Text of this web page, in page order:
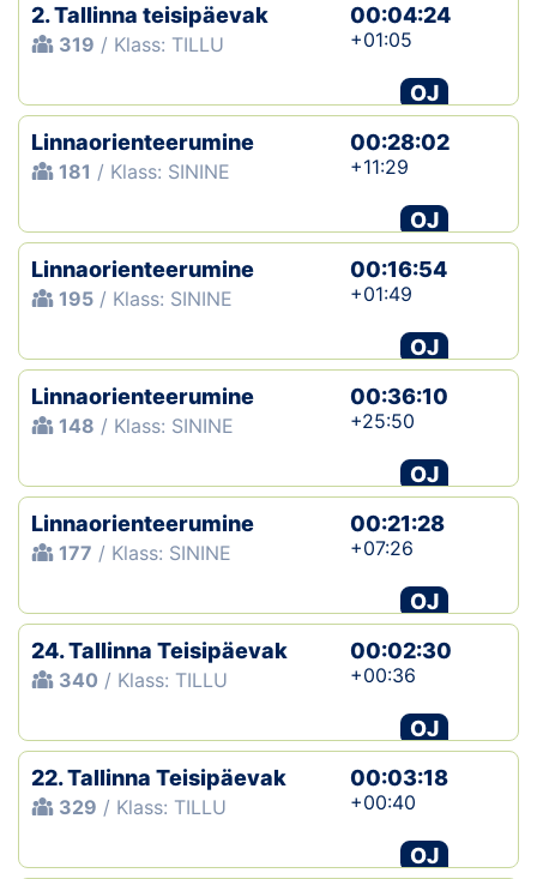
2. Tallinna teisipäevak
319 / Klass: TILLU
00:04:24
+01:05
OJ
Linnaorienteerumine
181 / Klass: SININE
00:28:02
+11:29
OJ
Linnaorienteerumine
195 / Klass: SININE
00:16:54
+01:49
OJ
Linnaorienteerumine
148 / Klass: SININE
00:36:10
+25:50
OJ
Linnaorienteerumine
177 / Klass: SININE
00:21:28
+07:26
OJ
24. Tallinna Teisipäevak
340 / Klass: TILLU
00:02:30
+00:36
OJ
22. Tallinna Teisipäevak
329 / Klass: TILLU
00:03:18
+00:40
OJ